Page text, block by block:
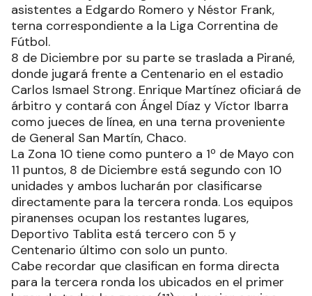
asistentes a Edgardo Romero y Néstor Frank,
terna correspondiente a la Liga Correntina de
Fútbol.
8 de Diciembre por su parte se traslada a Pirané,
donde jugará frente a Centenario en el estadio
Carlos Ismael Strong. Enrique Martínez oficiará de
árbitro y contará con Ángel Díaz y Víctor Ibarra
como jueces de línea, en una terna proveniente
de General San Martín, Chaco.
La Zona 10 tiene como puntero a 1º de Mayo con
11 puntos, 8 de Diciembre está segundo con 10
unidades y ambos lucharán por clasificarse
directamente para la tercera ronda. Los equipos
piranenses ocupan los restantes lugares,
Deportivo Tablita está tercero con 5 y
Centenario último con solo un punto.
Cabe recordar que clasifican en forma directa
para la tercera ronda los ubicados en el primer